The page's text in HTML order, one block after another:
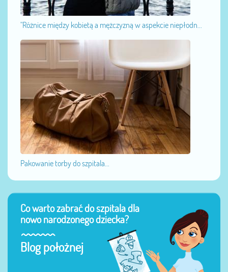
"Różnice między kobietą a mężczyzną w aspekcie niepłodn...
Pakowanie torby do szpitala...
Co warto zabrać do szpitala dla
nowo narodzonego dziecka?
Blog położnej